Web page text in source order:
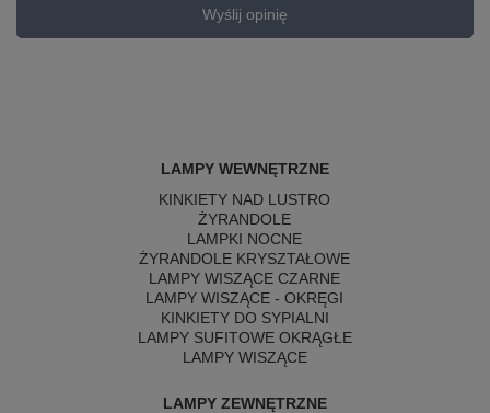
Wyślij opinię
LAMPY WEWNĘTRZNE
KINKIETY NAD LUSTRO
ŻYRANDOLE
LAMPKI NOCNE
ŻYRANDOLE KRYSZTAŁOWE
LAMPY WISZĄCE CZARNE
LAMPY WISZĄCE - OKRĘGI
KINKIETY DO SYPIALNI
LAMPY SUFITOWE OKRĄGŁE
LAMPY WISZĄCE
LAMPY ZEWNĘTRZNE